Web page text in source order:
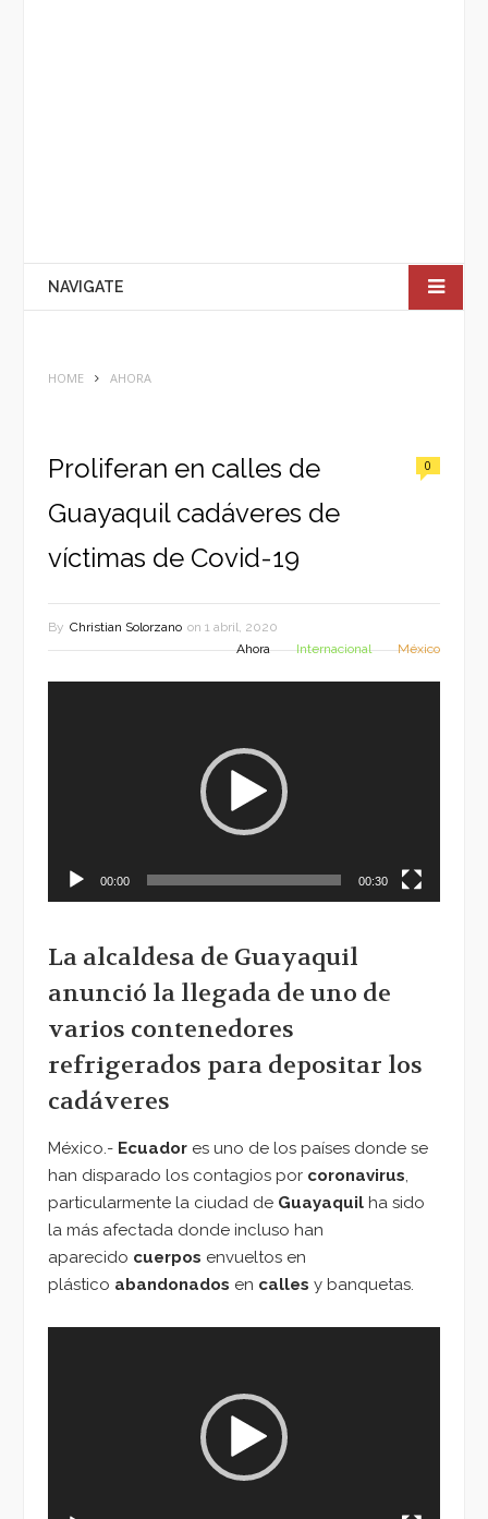
NAVIGATE
HOME AHORA
Proliferan en calles de
Guayaquil cadáveres de
víctimas de Covid-19
0
By Christian Solorzano on 1 abril, 2020
Ahora
Internacional México
00:00 00:30
La alcaldesa de Guayaquil
anunció la llegada de uno de
varios contenedores
refrigerados para depositar los
cadáveres
México.- Ecuador es uno de los países donde se
han disparado los contagios por coronavirus,
particularmente la ciudad de Guayaquil ha sido
la más afectada donde incluso han
aparecido cuerpos envueltos en
plástico abandonados en calles y banquetas.